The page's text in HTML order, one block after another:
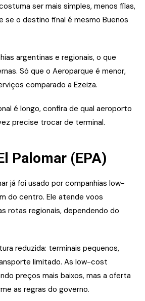
ser mais simples, menos filas,
se o destino final é mesmo Buenos
argentinas e regionais, o que
Só que o Aeroparque é menor,
comparado a Ezeiza.
é longo, confira de qual aeroporto
precise trocar de terminal.
Palomar (EPA)
já foi usado por companhias low-
do centro. Ele atende voos
rotas regionais, dependendo do
reduzida: terminais pequenos,
limitado. As low-cost
preços mais baixos, mas a oferta
as regras do governo.